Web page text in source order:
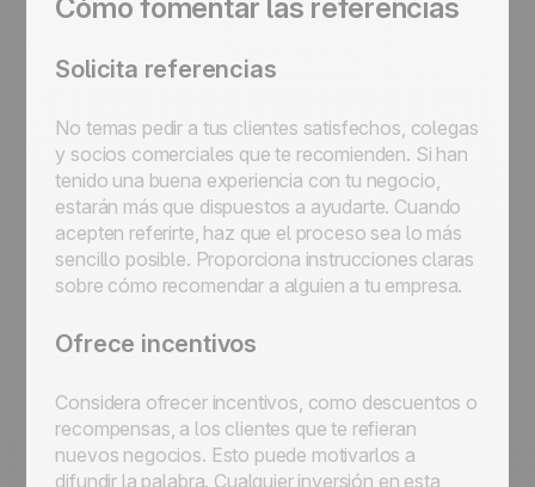
Cómo fomentar las referencias
Solicita referencias
No temas pedir a tus clientes satisfechos, colegas
y socios comerciales que te recomienden. Si han
tenido una buena experiencia con tu negocio,
estarán más que dispuestos a ayudarte. Cuando
acepten referirte, haz que el proceso sea lo más
sencillo posible. Proporciona instrucciones claras
sobre cómo recomendar a alguien a tu empresa.
Ofrece incentivos
Considera ofrecer incentivos, como descuentos o
recompensas, a los clientes que te refieran
nuevos negocios. Esto puede motivarlos a
difundir la palabra. Cualquier inversión en esta